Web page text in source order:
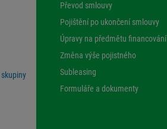
Převod smlouvy
Pojištění po ukončení smlouvy
Úpravy na předmětu financování
Změna výše pojistného
Subleasing
Formuláře a dokumenty